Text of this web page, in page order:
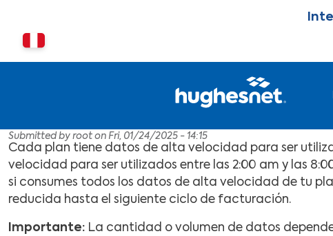
Cambiar país o región
Submitted by root on Fri, 01/24/2025 - 14:15
Cada plan tiene datos de alta velocidad para ser
velocidad para ser utilizados entre las 2:00 am y las
si consumes todos los datos de alta velocidad de tu
reducida hasta el siguiente ciclo de facturación.
Importante: La cantidad o volumen de datos